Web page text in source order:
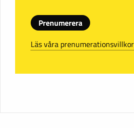
Prenumerera
Läs våra